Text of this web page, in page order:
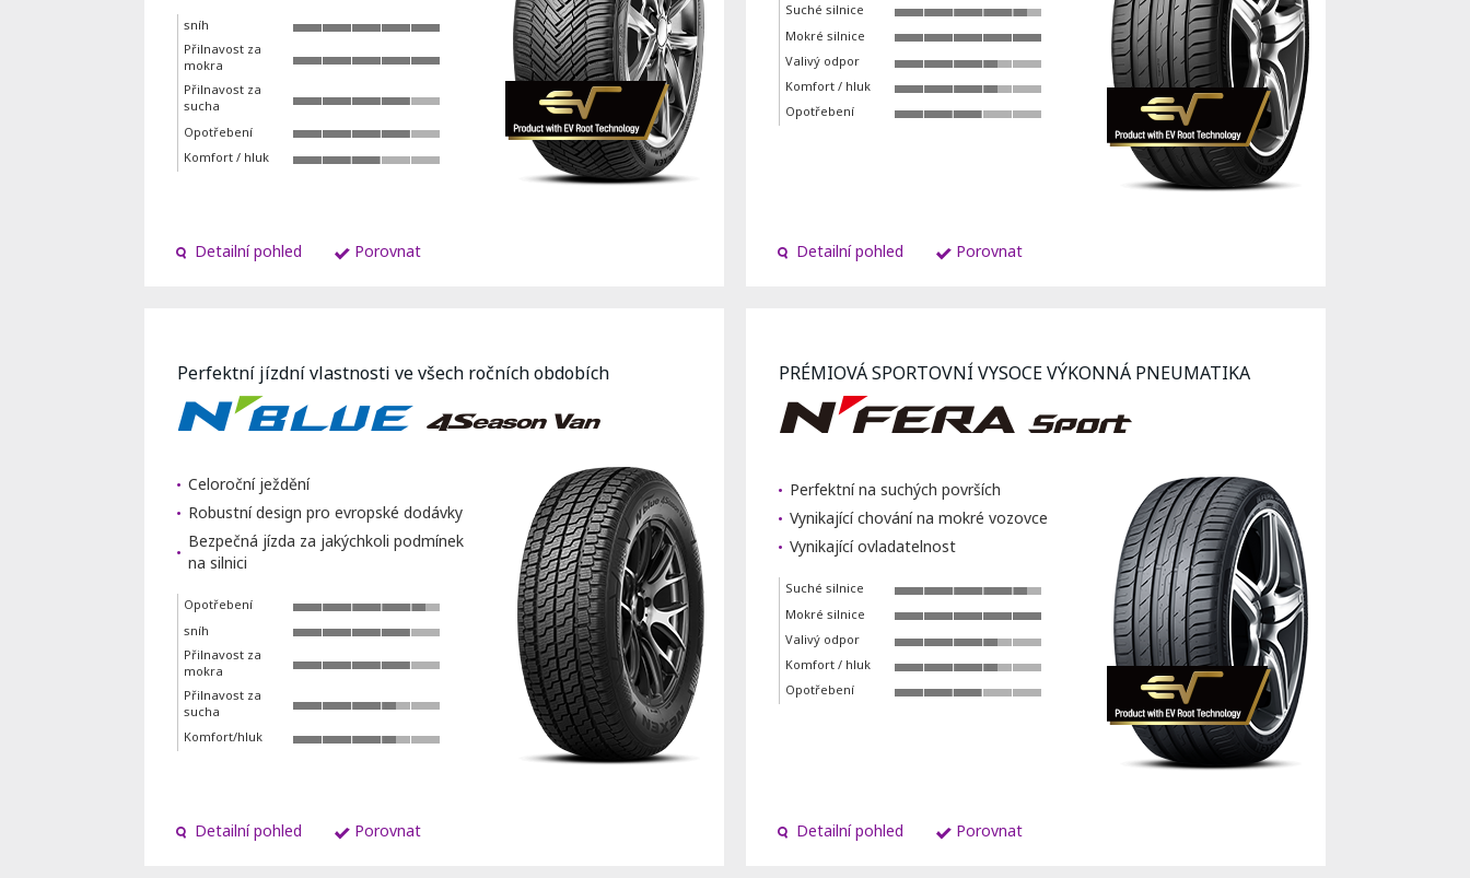
sníh
Přilnavost za
mokra
Přilnavost za
sucha
Opotřebení
Komfort / hluk
Detailní pohled Porovnat
Suché silnice
Mokré silnice
Valivý odpor
Komfort / hluk
Opotřebení
Detailní pohled Porovnat
Perfektní jízdní vlastnosti ve všech ročních obdobích
Celoroční ježdění
Robustní design pro evropské dodávky
Bezpečná jízda za jakýchkoli podmínek
na silnici
Opotřebení
sníh
Přilnavost za
mokra
Přilnavost za
sucha
Komfort/hluk
Detailní pohled Porovnat
PRÉMIOVÁ SPORTOVNÍ VYSOCE VÝKONNÁ PNEUMATIKA
Perfektní na suchých površích
Vynikající chování na mokré vozovce
Vynikající ovladatelnost
Suché silnice
Mokré silnice
Valivý odpor
Komfort / hluk
Opotřebení
Detailní pohled Porovnat